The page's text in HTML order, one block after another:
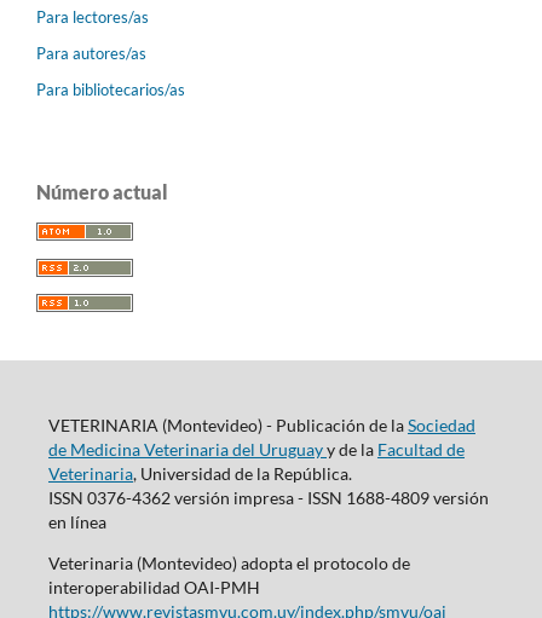
Para lectores/as
Para autores/as
Para bibliotecarios/as
Número actual
VETERINARIA (Montevideo) - Publicación de laSociedad
de Medicina Veterinaria del Uruguayy de la Facultad de
Veterinaria, Universidad de la República.
ISSN 0376-4362 versión impresa - ISSN 1688-4809 versión
en línea
Veterinaria (Montevideo) adopta el protocolo de
interoperabilidad OAI-PMH
https://www.revistasmvu.com.uy/index.php/smvu/oai